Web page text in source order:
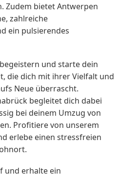
Zudem bietet Antwerpen
zahlreiche
ein pulsierendes
und starte dein
die dich mit ihrer Vielfalt und
Neue überrascht.
begleitet dich dabei
bei deinem Umzug von
Profitiere von unserem
erlebe einen stressfreien
und erhalte ein